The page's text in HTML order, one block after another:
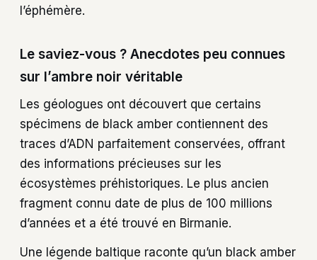
l’éphémère.
Le saviez-vous ? Anecdotes peu connues
sur l’ambre noir véritable
Les géologues ont découvert que certains
spécimens de black amber contiennent des
traces d’ADN parfaitement conservées, offrant
des informations précieuses sur les
écosystèmes préhistoriques. Le plus ancien
fragment connu date de plus de 100 millions
d’années et a été trouvé en Birmanie.
Une légende baltique raconte qu’un black amber